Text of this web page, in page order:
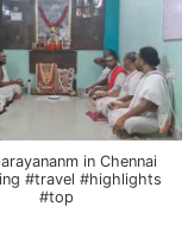
in Chennai
#travel #highlights
#top